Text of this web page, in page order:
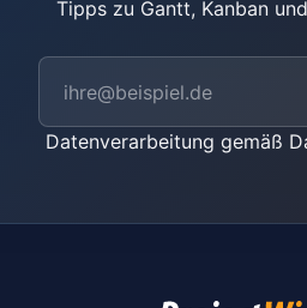
Tipps zu Gantt, Kanban
Datenverarbeitung gemäß